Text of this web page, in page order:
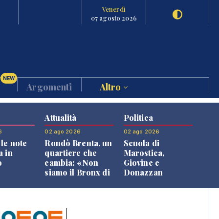
Venerdì
07 agosto 2026
NEW
Argomenti Altro
note
in
Attualità
02 ago 2026
Rondò Brenta, un
quartiere che
cambia: «Non
siamo il Bronx di
Politica
02 ago 2026
Scuola di
Marostica,
Giovine e
Donazzan